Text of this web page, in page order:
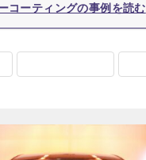
コーティングの事例を読む